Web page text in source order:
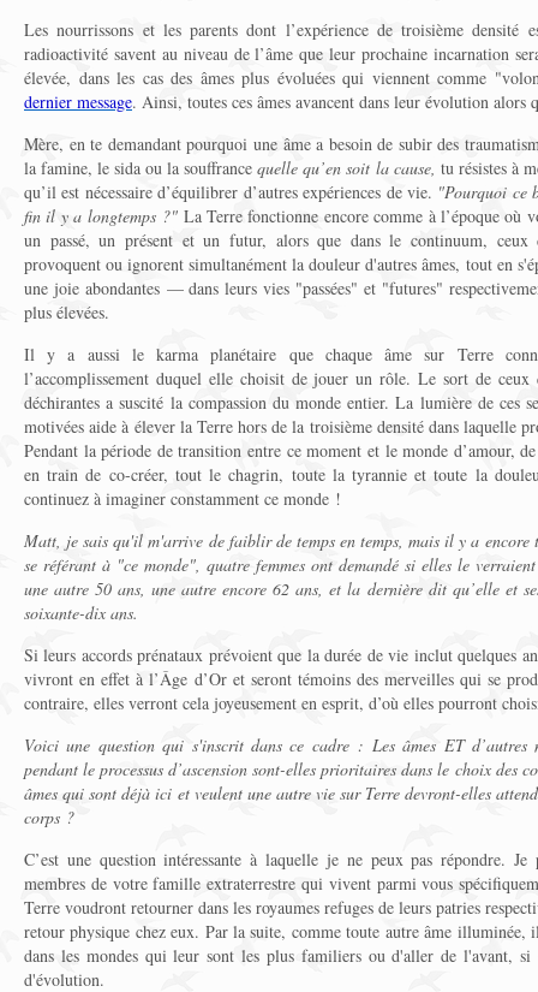
Les nourrissons et les parents dont l’expérience de troisième densité
radioactivité savent au niveau de l’âme que leur prochaine incarnation
élevée, dans les cas des âmes plus évoluées qui viennent comme
dernier message. Ainsi, toutes ces âmes avancent dans leur évolution alors
Mère, en te demandant pourquoi une âme a besoin de subir des
la famine, le sida ou la souffrancequelle qu’en soit la cause, tu résistes à
qu’il est nécessaire d’équilibrer d’autres expériences de vie. "Pourquoi ce
fin il y a longtemps ?" La Terre fonctionne encore comme à l’époque où
un passé, un présent et un futur, alors que dans le continuum, ceux
provoquent ou ignorent simultanément la douleur d'autres âmes, tout en
une joie abondantes — dans leurs vies "passées" et "futures"
plus élevées.
Il y a aussi le karma planétaire que chaque âme sur Terre
l’accomplissement duquel elle choisit de jouer un rôle. Le sort de ceux
déchirantes a suscité la compassion du monde entier. La lumière de ces
motivées aide à élever la Terre hors de la troisième densité dans laquelle
Pendant la période de transition entre ce moment et le monde d’amour,
en train de co-créer, tout le chagrin, toute la tyrannie et toute la
continuez à imaginer constamment ce monde !
Matt, je sais qu'il m'arrive de faiblir de temps en temps, mais il y a encore
se référant à "ce monde", quatre femmes ont demandé si elles le
une autre 50 ans, une autre encore 62 ans, et la dernière dit qu’elle et
soixante-dix ans.
Si leurs accords prénataux prévoient que la durée de vie inclut quelques
vivront en effet à l’Âge d’Or et seront témoins des merveilles qui se
contraire, elles verront cela joyeusement en esprit, d’où elles pourront
Voici une question qui s'inscrit dans ce cadre : Les âmes ET d’autres
pendant le processus d’ascension sont-elles prioritaires dans le choix des
âmes qui sont déjà ici et veulent une autre vie sur Terre devront-elles
corps ?
C’est une question intéressante à laquelle je ne peux pas répondre. Je
membres de votre famille extraterrestre qui vivent parmi vous
Terre voudront retourner dans les royaumes refuges de leurs patries
retour physique chez eux. Par la suite, comme toute autre âme illuminée,
dans les mondes qui leur sont les plus familiers ou d'aller de l'avant, si
d'évolution.